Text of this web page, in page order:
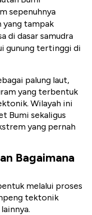
sepenuhnya
yang tampak
di dasar samudra
gunung tertinggi di
palung laut,
yang terbentuk
Wilayah ini
Bumi sekaligus
yang pernah
Bagaimana
melalui proses
tektonik